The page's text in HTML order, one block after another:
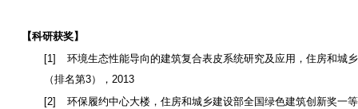
【科研获奖】
[1]
环境生态性能导向的建筑复合表皮系统研究及应用，住房和城
（排名第3）， 2013
[2]
环保履约中心大楼，住房和城乡建设部全国绿色建筑创新奖一